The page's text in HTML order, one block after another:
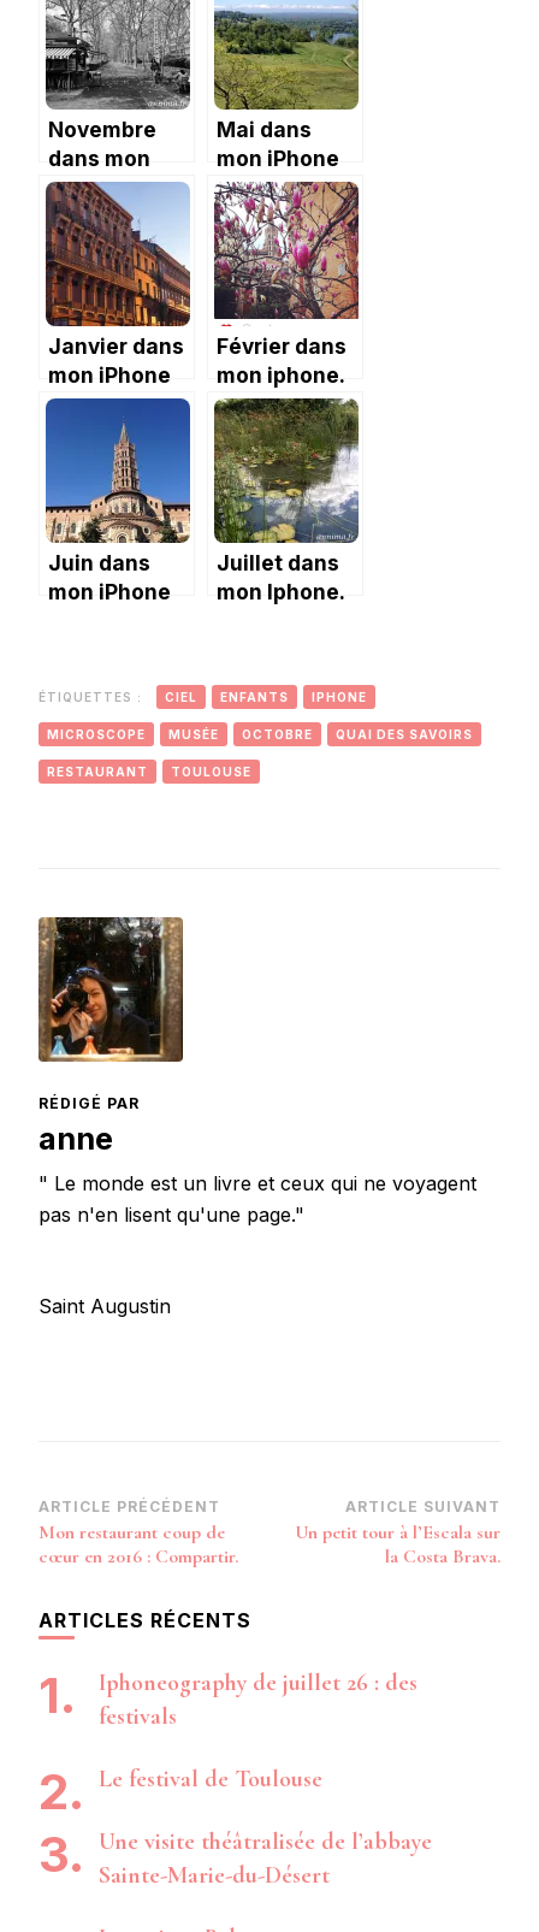
Novembre
dans mon
iPhone
Mai dans
mon iPhone
Janvier dans
mon iPhone
Février dans
mon iphone.
Juin dans
mon iPhone
Juillet dans
mon Iphone.
ÉTIQUETTES : CIEL ENFANTS IPHONE
MICROSCOPE MUSÉE OCTOBRE QUAI DES SAVOIRS
RESTAURANT TOULOUSE
RÉDIGÉ PAR
anne
" Le monde est un livre et ceux qui ne voyagent
pas n'en lisent qu'une page."
Saint Augustin
Navigation
d’article
ARTICLE PRÉCÉDENT
Mon restaurant coup de
cœur en 2016 : Compartir.
ARTICLE SUIVANT
Un petit tour à l’Escala sur
la Costa Brava.
ARTICLES RÉCENTS
Iphoneography de juillet 26 : des
festivals
Le festival de Toulouse
Une visite théâtralisée de l’abbaye
Sainte-Marie-du-Désert